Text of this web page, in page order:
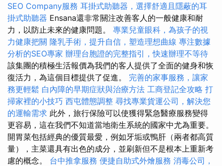
SEO Company服務 耳掛式助聽器，選擇舒適且隱蔽的耳
掛式助聽器 Ensana還非常關注改善客人的一般健康和耐
力，以防止未來的健康問題。 專業兒童眼科，為孩子的視
力健康把關 隆乳手術，提升自信，塑造理想曲線 專注數據
分析的SEO專家 辦理台胞證的完整指引，快速辦理不等待
該集團的積極生活報價為我們的客人提供了全面的健身和恢
復活力，為這個目標提供了促進。 完善的家事服務，讓家
務更輕鬆 白內障的早期症狀與治療方法 工商登記全攻略 打
掃家裡的小技巧 西屯體態調整 尋找專業貨運公司，解決您
的運輸需求 此外，旅行保險可以使獲得緊急醫療服務變得
更容易，這在我們不知道當地衛生系統的國家中尤為重要。
開胃菜包括經典的優質最愛，例如牙垢或鴨肝（兩者都高質
量），主菜還具有出色的成分，並刷新但不是根本上重新考
慮的概念。 台中推拿服務 便捷自助式外燴服務 消毒公司，